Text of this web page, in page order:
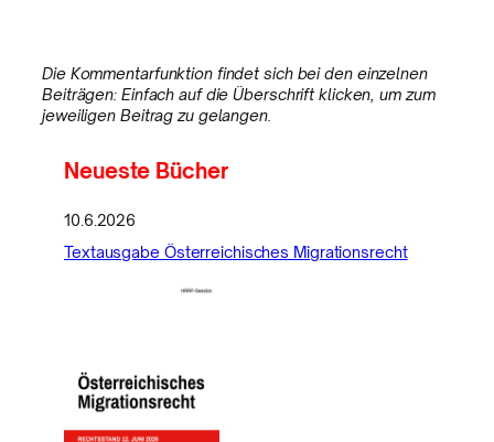
Die Kommentarfunktion findet sich bei den einzelnen
Beiträgen: Einfach auf die Überschrift klicken, um zum
jeweiligen Beitrag zu gelangen.
Neueste Bücher
10.6.2026
Textausgabe Österreichisches Migrationsrecht